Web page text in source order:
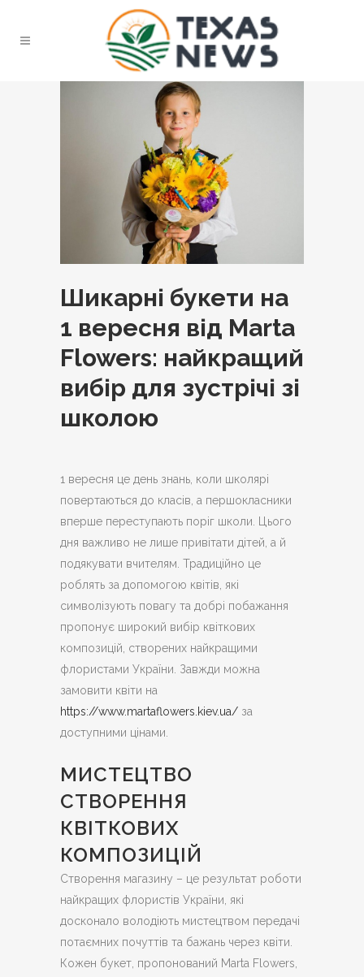
Шикарні букети на
1 вересня від Marta
Flowers: найкращий
вибір для зустрічі зі
школою
1 вересня це день знань, коли школярі
повертаються до класів, а першокласники
вперше переступають поріг школи.
Цього
дня важливо не лише привітати дітей, а й
подякувати вчителям. Традиційно це
роблять за допомогою квітів, які
символізують повагу та добрі побажання
пропонує широкий вибір квіткових
композицій, створених найкращими
флористами України. Завжди можна
замовити квіти на
https://www.martaflowers.kiev.ua/ за
доступними цінами.
МИСТЕЦТВО
СТВОРЕННЯ
КВІТКОВИХ
КОМПОЗИЦІЙ
Створення магазину – це результат роботи
найкращих флористів України, які
досконало володіють мистецтвом передачі
потаємних почуттів та бажань через квіти.
Кожен букет, пропонований Marta Flowers,